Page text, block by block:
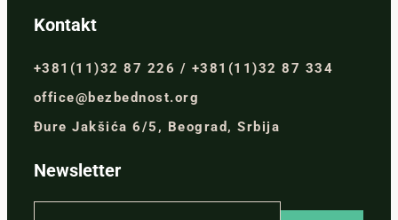
Kontakt
+381(11)32 87 226 / +381(11)32 87 334
office@bezbednost.org
Đure Jakšića 6/5, Beograd, Srbija
Newsletter